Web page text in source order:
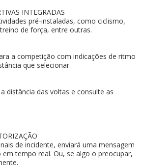
INTEGRADAS
pré-instaladas, como ciclismo,
de força, entre outras.
a competição com indicações de ritmo
que selecionar.
distância das voltas e consulte as
de incidente, enviará uma mensagem
tempo real. Ou, se algo o preocupar,